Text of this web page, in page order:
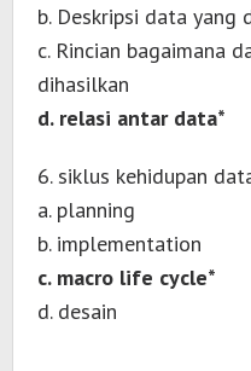
b. Deskripsi data yang
c. Rincian bagaimana
dihasilkan
d. relasi antar data*
6. siklus kehidupan
a. planning
b. implementation
c. macro life cycle*
d. desain